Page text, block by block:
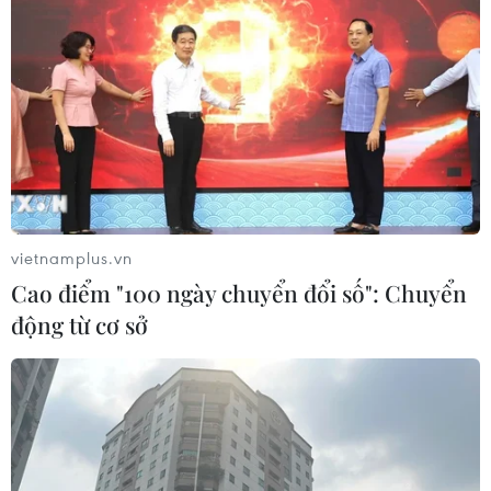
(Vietnam+)
#Trung tâm Nhi khoa
#sốc sốt xuất huyết
#sốt xuất huyết Dengue
#Tiến sĩ Nguyễn Thành Nam
vietnamplus.vn
Cao điểm "100 ngày chuyển đổi số": Chuyển
động từ cơ sở